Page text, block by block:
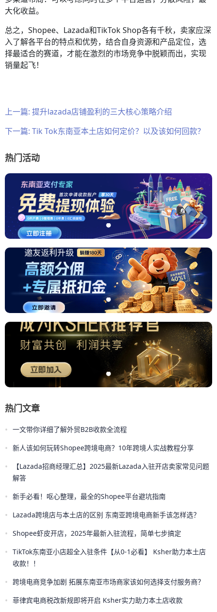
大化收益。
总之，Shopee、Lazada和TikTok Shop各有千秋，卖家应深
入了解各平台的特点和优势，结合自身资源和产品定位，选
择最适合的赛道，才能在激烈的市场竞争中脱颖而出，实现
销量起飞！
上一篇: 提升lazada店铺盈利的三大核心策略介绍
下一篇: Tik Tok东南亚本土店如何定价？以及该如何回款？
热门活动
热门文章
• 一文带你详细了解外贸B2B收款全流程
• 新人该如何玩转Shopee跨境电商？10年跨境人实战教程分享
•
【Lazada招商经理汇总】2025最新Lazada入驻开店卖家常见问题
解答
• 新手必看！呕心整理，最全的Shopee平台避坑指南
• Lazada跨境店与本土店的区别 东南亚跨境电商新手该怎样选？
• Shopee虾皮开店，2025年最新入驻流程，简单七步搞定
• TikTok东南亚小店超全入驻条件【从0-1必看】 Ksher助力本土店
收款！！
• 跨境电商竞争加剧 拓展东南亚市场商家该如何选择支付服务商？
• 菲律宾电商税改新规即将开启 Ksher实力助力本土店收款